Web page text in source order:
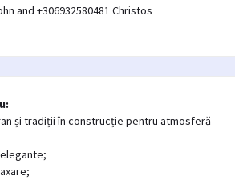
and +306932580481 Christos
și tradiții în construcție pentru atmosferă